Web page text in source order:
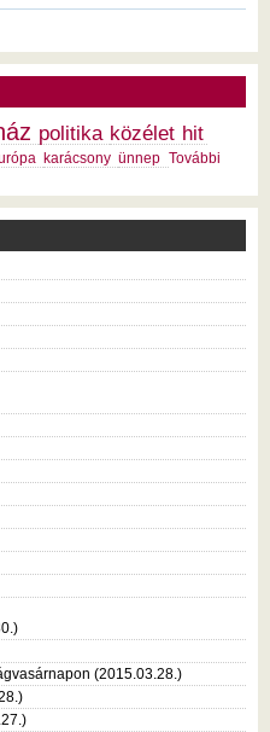
politika közélet hit
karácsony ünnep További
(2015.03.28.)